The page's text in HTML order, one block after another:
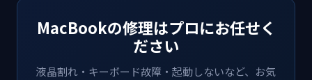
MacBookの修理はプロにお任せく
ださい
液晶割れ・キーボード故障・起動しないなど、お気